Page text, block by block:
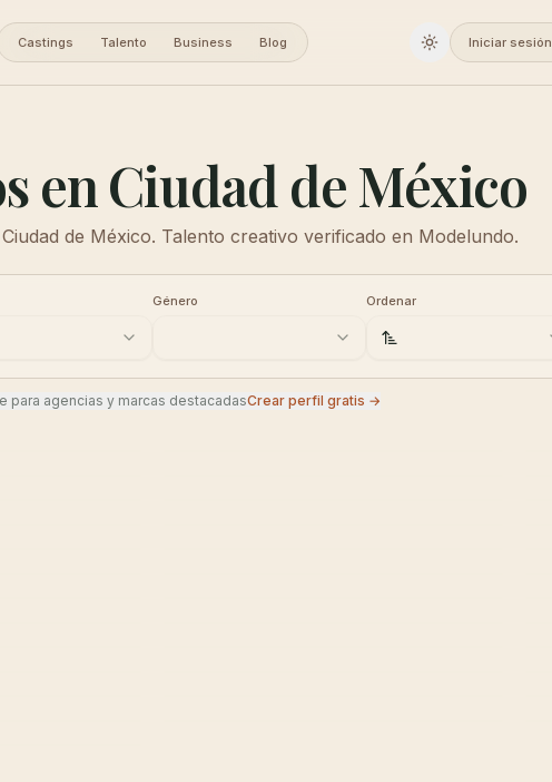
Castings Talento Business Blog Cambiar a oscuro
Iniciar sesión
en Ciudad de México
de México. Talento creativo verificado en Modelundo.
Género Ordenar
para agencias y marcas destacadasCrear perfil gratis →